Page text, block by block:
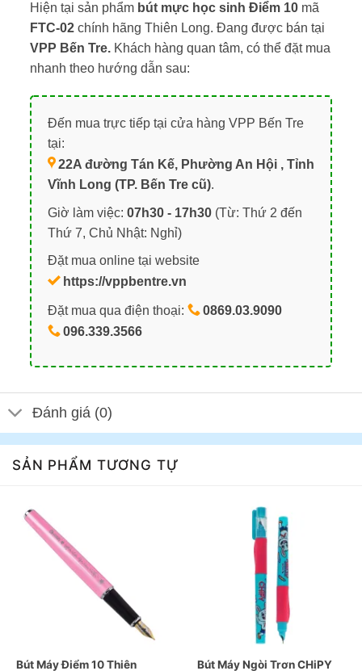
Hiện tại sản phẩm bút mực học sinh Điểm 10mã
FTC-02chính hãng Thiên Long. Đang được bán tại
VPP Bến Tre.Khách hàng quan tâm, có thể đặt mua
nhanh theo hướng dẫn sau:
Đến mua trực tiếp tại cửa hàng VPP Bến Tre
tại:
22A đường Tán Kế, Phường An Hội , Tỉnh
Vĩnh Long (TP. Bến Tre cũ).
Giờ làm việc: 07h30 - 17h30(Từ: Thứ 2 đến
Thứ 7, Chủ Nhật: Nghỉ)
Đặt mua online tại website
https://vppbentre.vn
Đặt mua qua điện thoại:
0869.03.9090
096.339.3566
Đánh giá (0)
SẢN PHẨM TƯƠNG TỰ
Bút Máy Điểm 10 Thiên Bút Máy Ngòi Trơn CHiPY